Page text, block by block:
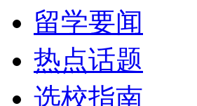
留学要闻
热点话题
选校指南